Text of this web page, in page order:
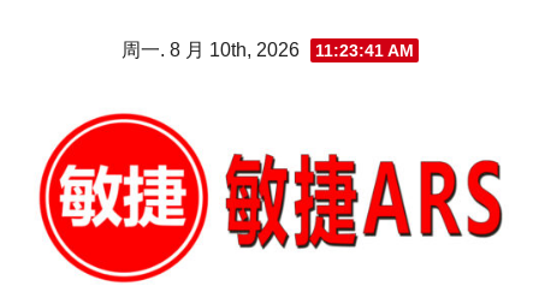
周一. 8 月 10th, 2026 11:23:42 AM